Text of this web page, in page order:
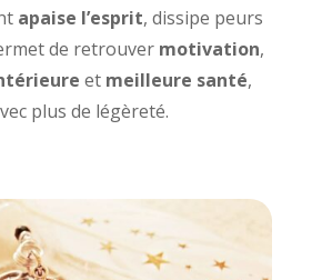
apaise l’esprit, dissipe peurs
de retrouver motivation,
et meilleure santé,
plus de légèreté.